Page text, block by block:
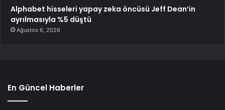
Alphabet hisseleri yapay zeka öncüsü Jeff Dean’in
ayrılmasıyla %5 düştü
Ağustos 6, 2026
En Güncel Haberler